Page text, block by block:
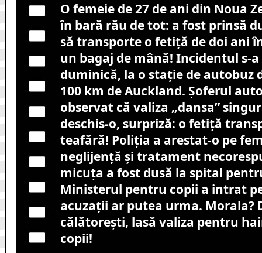
O femeie de 27 de ani din Noua
în bară rău de tot: a fost prinsă
să transporte o fetiță de doi ani
un bagaj de mână! Incidentul s-
duminică, la o stație de autobuz
100 km de Auckland. Șoferul
observat că valiza „dansa”
deschis-o, surpriză: o fetiță
teafără! Poliția a arestat-o pe
neglijență și tratament
micuța a fost dusă la spital
Ministerul pentru copii a intrat
acuzații ar putea urma. Morala?
călătorești, lasă valiza pentru
copii!